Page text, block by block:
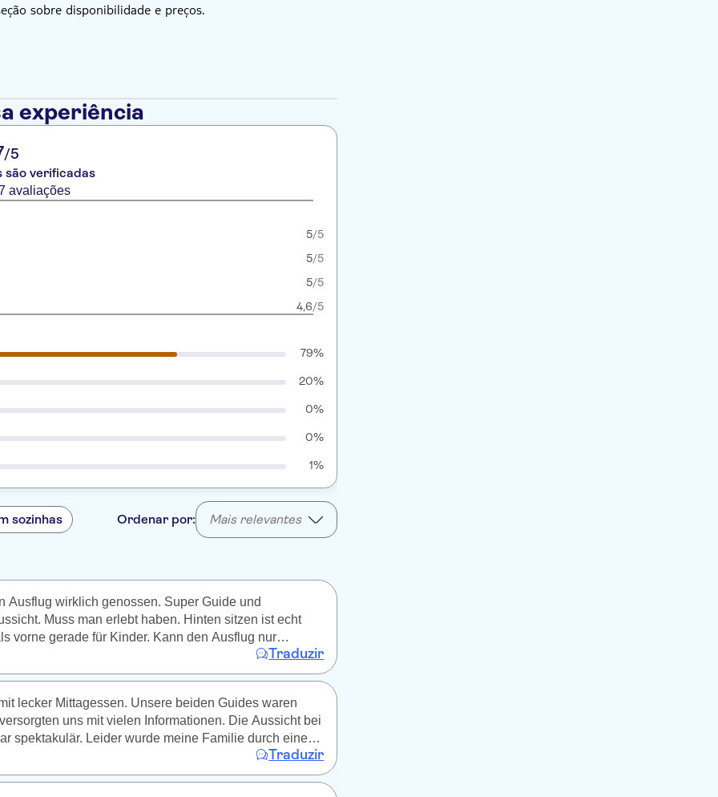
sobre disponibilidade e preços.
experiência
/5
são verificadas
avaliações
5/5
5/5
5/5
4,6/5
79%
20%
0%
0%
1%
sozinhas
Ordenar por: Mais relevantes
Ausflug wirklich genossen. Super Guide und
Muss man erlebt haben. Hinten sitzen ist echt
vorne gerade für Kinder. Kann den Ausflug nur
Traduzir
lecker Mittagessen. Unsere beiden Guides waren
uns mit vielen Informationen. Die Aussicht bei
spektakulär. Leider wurde meine Familie durch eine
auf zwei Fahrzeuge verteilt. Das war nicht
nicht tragisch. TUI kam uns mit einer kleinen
Traduzir